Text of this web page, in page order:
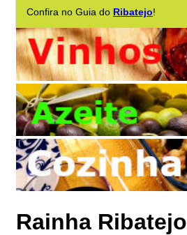
Confira no Guia do Ribatejo!
Rainha Ribatejo